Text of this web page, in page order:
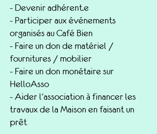
- Devenir adhérent.e
- Participer aux événements
organisés au Café Bien
- Faire un don de matériel /
fournitures / mobilier
- Faire un don monétaire sur
HelloAsso
- Aider l'association à financer les
travaux de la Maison en faisant un
prêt